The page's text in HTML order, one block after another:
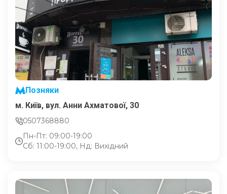
Позняки
м. Київ, вул. Анни Ахматової, 30
0507368880
Пн-Пт: 09:00-19:00
Сб: 11:00-19:00, Нд: Вихідний